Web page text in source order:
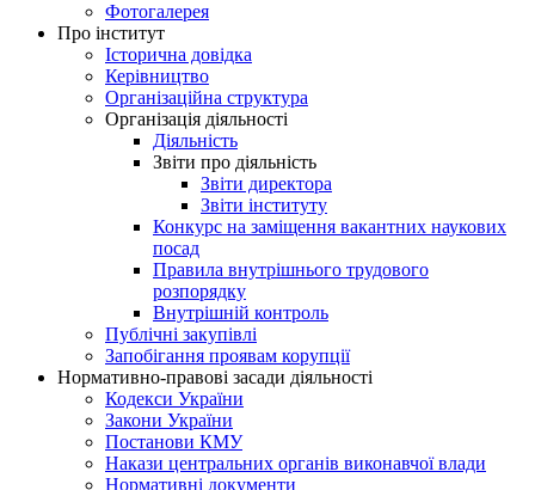
Фотогалерея
Про інститут
Історична довідка
Керівництво
Організаційна структура
Організація діяльності
Діяльність
Звіти про діяльність
Звіти директора
Звіти інституту
Конкурс на заміщення вакантних наукових
посад
Правила внутрішнього трудового
розпорядку
Внутрішній контроль
Публічні закупівлі
Запобігання проявам корупції
Нормативно-правові засади діяльності
Кодекси України
Закони України
Постанови КМУ
Накази центральних органів виконавчої влади
Нормативні документи